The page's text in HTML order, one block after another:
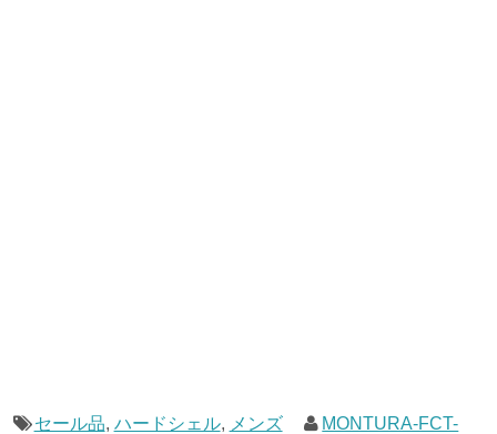
セール品, ハードシェル, メンズ
MONTURA-FCT-